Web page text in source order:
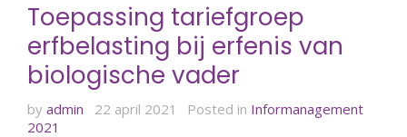
Toepassing tariefgroep
erfbelasting bij erfenis van
biologische vader
by admin 22 april 2021 Posted in Informanagement
2021